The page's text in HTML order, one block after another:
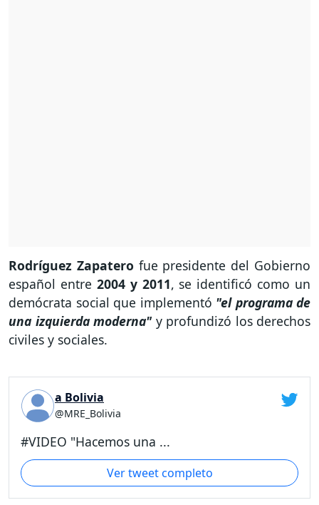
Rodríguez Zapatero fue presidente del Gobierno
español entre 2004 y 2011, se identificó como un
demócrata social que implementó "el programa de
una izquierda moderna" y profundizó los derechos
civiles y sociales.
a Bolivia
@MRE_Bolivia
#VIDEO "Hacemos una ...
Ver tweet completo